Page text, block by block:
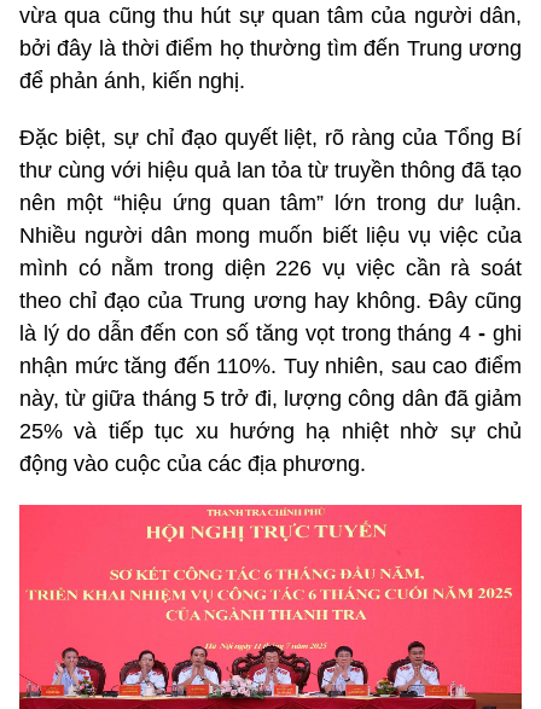
vừa qua cũng thu hút sự quan tâm của người dân,
bởi đây là thời điểm họ thường tìm đến Trung ương
để phản ánh, kiến nghị.
Đặc biệt, sự chỉ đạo quyết liệt, rõ ràng của Tổng Bí
thư cùng với hiệu quả lan tỏa từ truyền thông đã tạo
nên một “hiệu ứng quan tâm” lớn trong dư luận.
Nhiều người dân mong muốn biết liệu vụ việc của
mình có nằm trong diện 226 vụ việc cần rà soát
theo chỉ đạo của Trung ương hay không. Đây cũng
là lý do dẫn đến con số tăng vọt trong tháng 4-ghi
nhận mức tăng đến 110%. Tuy nhiên, sau cao điểm
này, từ giữa tháng 5 trở đi, lượng công dân đã giảm
25% và tiếp tục xu hướng hạ nhiệt nhờ sự chủ
động vào cuộc của các địa phương.